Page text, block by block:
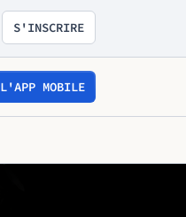
S'INSCRIRE
L'APP MOBILE